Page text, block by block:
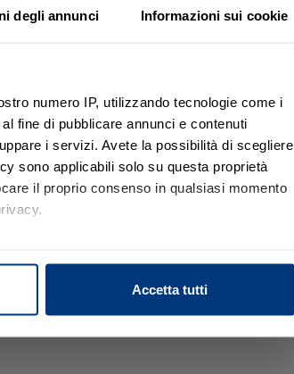
degli annunci Informazioni sui cookie
numero IP, utilizzando tecnologie come i
fine di pubblicare annunci e contenuti
i servizi. Avete la possibilità di scegliere
sono applicabili solo su questa proprietà
il proprio consenso in qualsiasi momento
caratteristiche specifiche (impronte
nella
sui cookie.
Accetta tutti
nelle seguenti sedi e punti operativi.
più vicino a te